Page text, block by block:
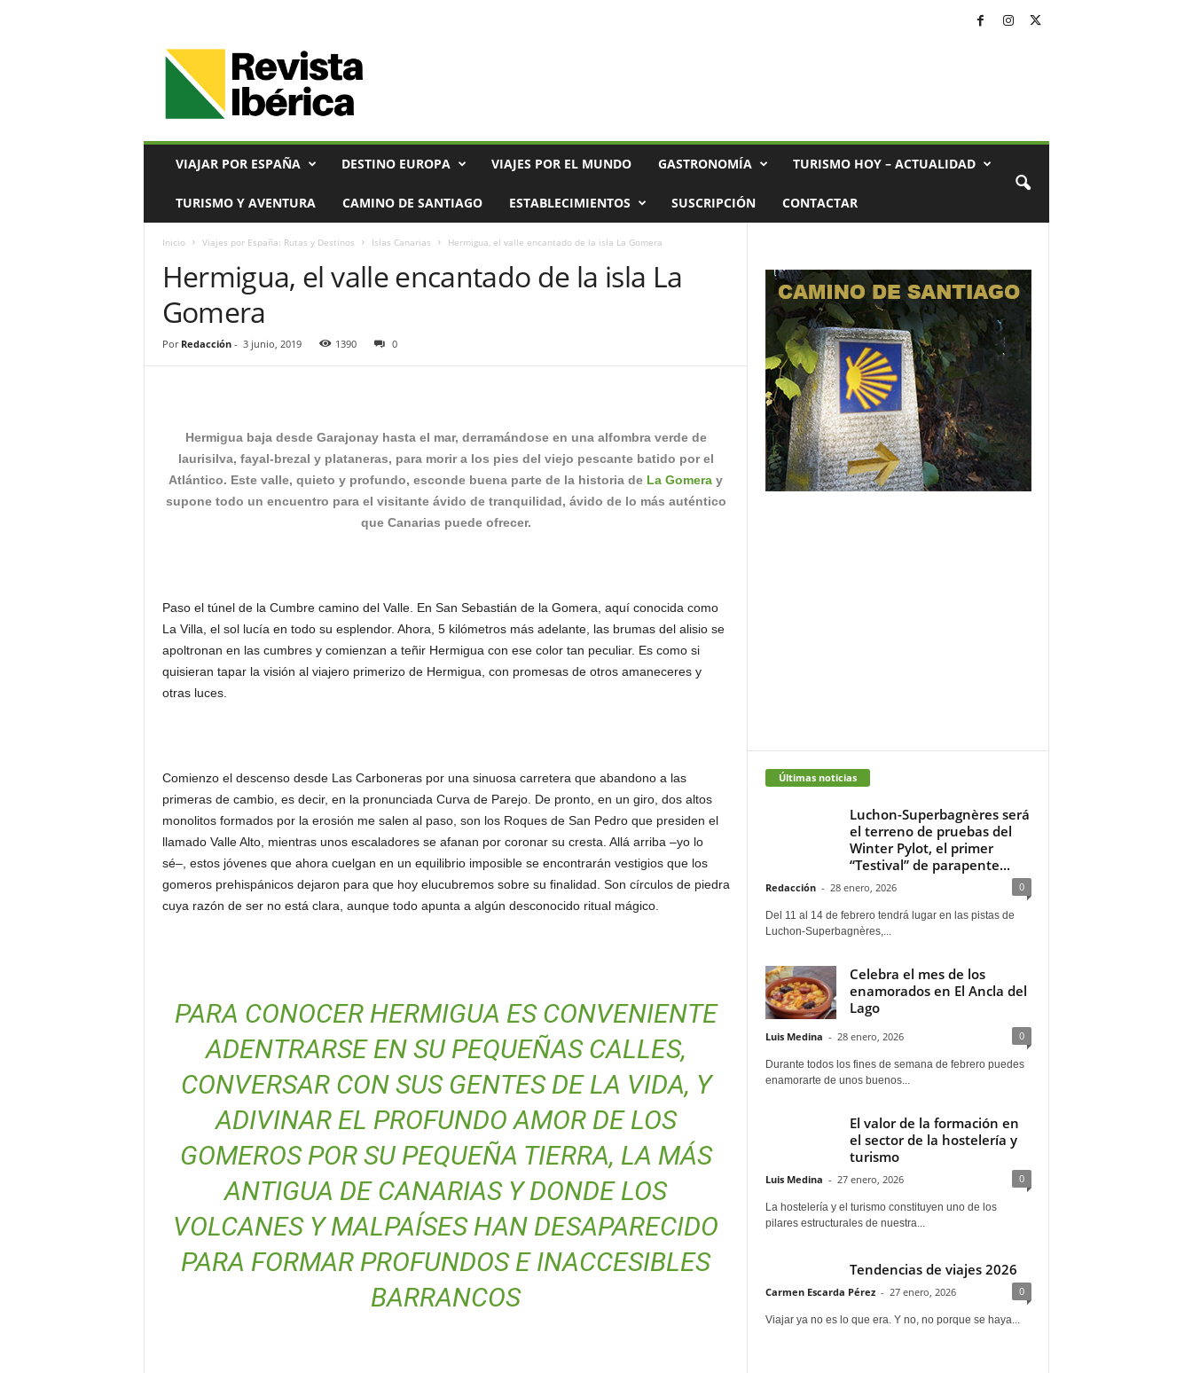
VIAJAR POR ESPAÑA DESTINO EUROPA VIAJES POR EL MUNDO GASTRONOMÍA TURISMO HOY – ACTUALIDAD
TURISMO Y AVENTURA CAMINO DE SANTIAGO ESTABLECIMIENTOS SUSCRIPCIÓN CONTACTAR
Inicio Viajes por España: Rutas y Destinos Islas Canarias Hermigua, el valle encantado de la isla La Gomera
Hermigua, el valle encantado de la isla La
Gomera
Por Redacción- 3 junio, 2019 1390 0
Hermigua baja desde Garajonay hasta el mar, derramándose en una alfombra verde de
laurisilva, fayal-brezal y plataneras, para morir a los pies del viejo pescante batido por el
Atlántico. Este valle, quieto y profundo, esconde buena parte de la historia de La Gomera y
supone todo un encuentro para el visitante ávido de tranquilidad, ávido de lo más auténtico
que Canarias puede ofrecer.
Paso el túnel de la Cumbre camino del Valle. En San Sebastián de la Gomera, aquí conocida como
La Villa, el sol lucía en todo su esplendor. Ahora, 5 kilómetros más adelante, las brumas del alisio se
apoltronan en las cumbres y comienzan a teñir Hermigua con ese color tan peculiar. Es como si
quisieran tapar la visión al viajero primerizo de Hermigua, con promesas de otros amaneceres y
otras luces.
Comienzo el descenso desde Las Carboneras por una sinuosa carretera que abandono a las
primeras de cambio, es decir, en la pronunciada Curva de Parejo. De pronto, en un giro, dos altos
monolitos formados por la erosión me salen al paso, son los Roques de San Pedro que presiden el
llamado Valle Alto, mientras unos escaladores se afanan por coronar su cresta. Allá arriba –yo lo
sé–, estos jóvenes que ahora cuelgan en un equilibrio imposible se encontrarán vestigios que los
gomeros prehispánicos dejaron para que hoy elucubremos sobre su finalidad. Son círculos de piedra
cuya razón de ser no está clara, aunque todo apunta a algún desconocido ritual mágico.
PARA CONOCER HERMIGUA ES CONVENIENTE
ADENTRARSE EN SU PEQUEÑAS CALLES,
CONVERSAR CON SUS GENTES DE LA VIDA, Y
ADIVINAR EL PROFUNDO AMOR DE LOS
GOMEROS POR SU PEQUEÑA TIERRA, LA MÁS
ANTIGUA DE CANARIAS Y DONDE LOS
VOLCANES Y MALPAÍSES HAN DESAPARECIDO
PARA FORMAR PROFUNDOS E INACCESIBLES
BARRANCOS
Últimas noticias
Luchon-Superbagnères será
el terreno de pruebas del
Winter Pylot, el primer
“Testival” de parapente...
Redacción - 28 enero, 2026 0
Del 11 al 14 de febrero tendrá lugar en las pistas de
Luchon-Superbagnères,...
Celebra el mes de los
enamorados en El Ancla del
Lago
Luis Medina - 28 enero, 2026 0
Durante todos los fines de semana de febrero puedes
enamorarte de unos buenos...
El valor de la formación en
el sector de la hostelería y
turismo
Luis Medina - 27 enero, 2026 0
La hostelería y el turismo constituyen uno de los
pilares estructurales de nuestra...
Tendencias de viajes 2026
Carmen Escarda Pérez - 27 enero, 2026 0
Viajar ya no es lo que era. Y no, no porque se haya...